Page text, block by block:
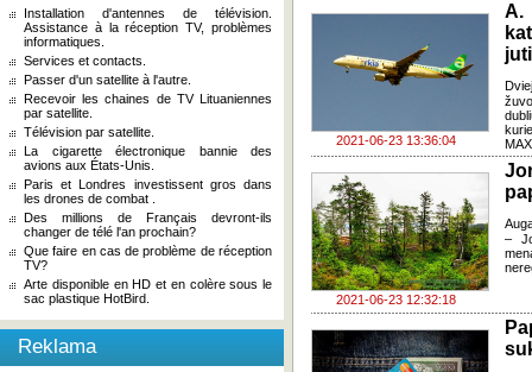
Installation d'antennes de télévision.
Assistance à la réception TV, problèmes
informatiques.
Services et contacts.
Passer d'un satellite à l'autre.
Recevoir les chaines de TV Lituaniennes
par satellite.
Télévision par satellite.
La cigarette électronique bannie des
avions aux États-Unis.
Paris et Londres investissent gros dans
les drones de combat .
Des millions de Français devront-ils
changer de télé l'an prochain?
Que faire en cas de problème de réception
TV?
Arte disponible en HD et en colère sous le
sac plastique HotBird.
Reklama
2021-06-23 13:36:04
2021-06-23 12:32:18
–